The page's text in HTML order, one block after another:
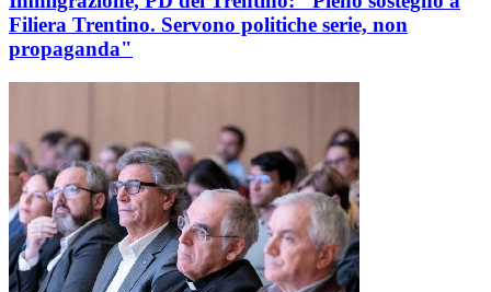
Filiera Trentino. Servono politiche serie, non
propaganda"